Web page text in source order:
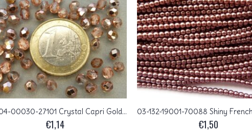
FP1-04-00030-27101 Crystal Capri Gold Czech Glass Facet Firepolish 4mm 50 stuks
€1,14 €1,50